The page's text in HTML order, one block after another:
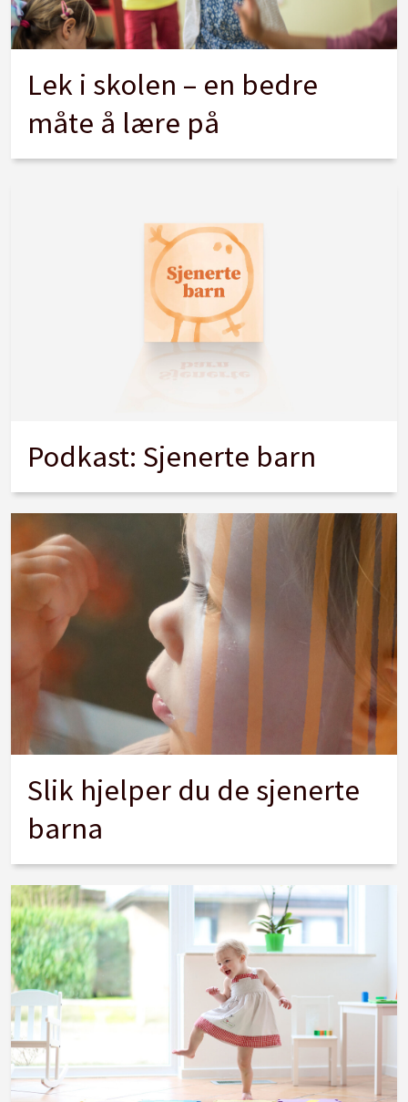
Lek i skolen – en bedre
måte å lære på
Podkast: Sjenerte barn
Slik hjelper du de sjenerte
barna